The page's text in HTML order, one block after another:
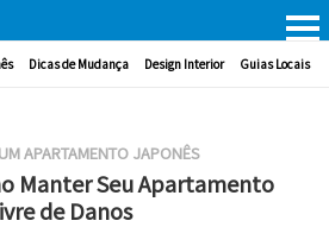
Dicas de Mudança Design Interior Guias Locais
APARTAMENTO JAPONÊS
Manter Seu Apartamento
de Danos